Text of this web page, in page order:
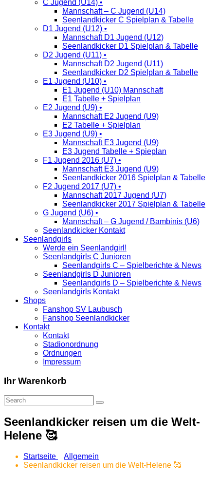
C Jugend (U14) •
Mannschaft – C Jugend (U14)
Seenlandkicker C Spielplan & Tabelle
D1 Jugend (U12) •
Mannschaft D1 Jugend (U12)
Seenlandkicker D1 Spielplan & Tabelle
D2 Jugend (U11) •
Mannschaft D2 Jugend (U11)
Seenlandkicker D2 Spielplan & Tabelle
E1 Jugend (U10) •
E1 Jugend (U10) Mannschaft
E1 Tabelle + Spielplan
E2 Jugend (U9) •
Mannschaft E2 Jugend (U9)
E2 Tabelle + Spielplan
E3 Jugend (U9) •
Mannschaft E3 Jugend (U9)
E3 Jugend Tabelle + Spieplan
F1 Jugend 2016 (U7) •
Mannschaft E3 Jugend (U9)
Seenlandkicker 2016 Spielplan & Tabelle
F2 Jugend 2017 (U7) •
Mannschaft 2017 Jugend (U7)
Seenlandkicker 2017 Spielplan & Tabelle
G Jugend (U6) •
Mannschaft – G Jugend / Bambinis (U6)
Seenlandkicker Kontakt
Seenlandgirls
Werde ein Seenlandgirl!
Seenlandgirls C Junioren
Seenlandgirls C – Spielberichte & News
Seenlandgirls D Junioren
Seenlandgirls D – Spielberichte & News
Seenlandgirls Kontakt
Shops
Fanshop SV Laubusch
Fanshop Seenlandkicker
Kontakt
Kontakt
Stadionordnung
Ordnungen
Impressum
Ihr Warenkorb
Seenlandkicker reisen um die Welt-
Helene 🥰
Startseite
Allgemein
Seenlandkicker reisen um die Welt-Helene 🥰